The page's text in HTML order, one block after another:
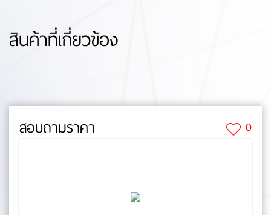
สินค้าที่เกี่ยวข้อง
สอบถามราคา 0